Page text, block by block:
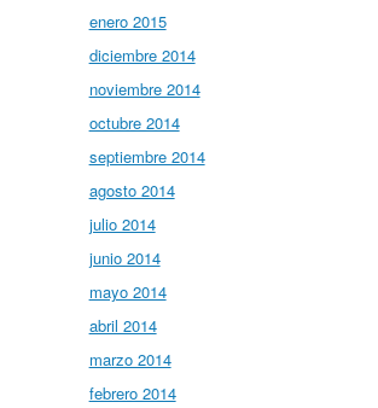
enero 2015
diciembre 2014
noviembre 2014
octubre 2014
septiembre 2014
agosto 2014
julio 2014
junio 2014
mayo 2014
abril 2014
marzo 2014
febrero 2014